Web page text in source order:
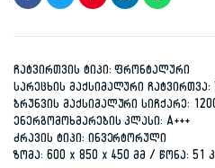
ჩატვირთვის ტიპი: ფრონტალური
სარეცხის მაქსიმალური ჩატვირთვა:
ბრუნვის მაქსიმალური სიჩქარე:
ენერგომოხმარების კლასი: A+++
ძრავის ტიპი: ინვერტორული
ზომა: 600 x 850 x 450 მმ / წონა: 51